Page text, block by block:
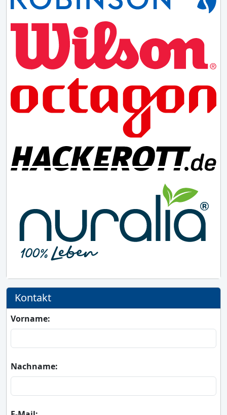
Kontakt
Vorname:
Nachname: